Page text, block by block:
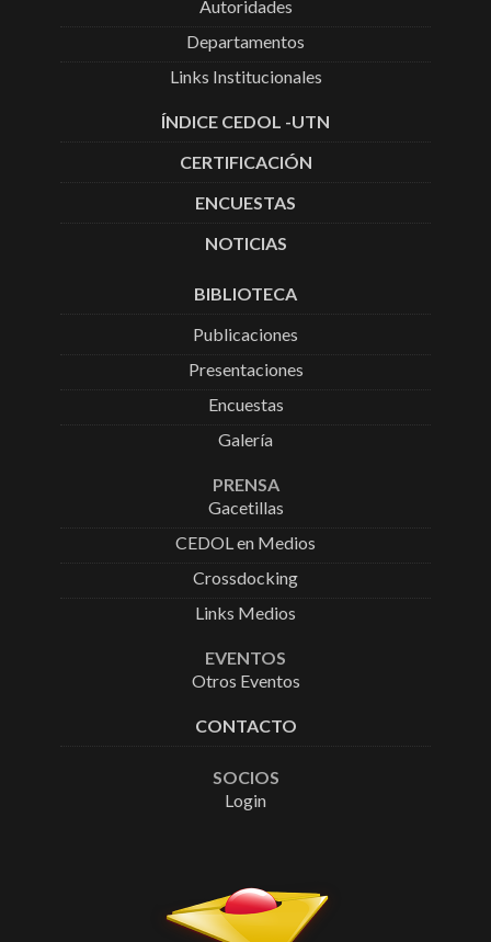
Autoridades
Departamentos
Links Institucionales
ÍNDICE CEDOL -UTN
CERTIFICACIÓN
ENCUESTAS
NOTICIAS
BIBLIOTECA
Publicaciones
Presentaciones
Encuestas
Galería
PRENSA
Gacetillas
CEDOL en Medios
Crossdocking
Links Medios
EVENTOS
Otros Eventos
CONTACTO
SOCIOS
Login